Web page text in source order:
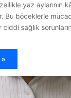
yaz aylarının
Bu böceklerle
sağlık
»